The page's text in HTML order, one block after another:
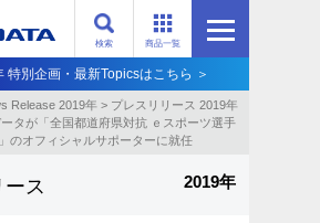
商品一覧
検索
特別企画・最新Topicsはこちら ＞
Release 2019年 > プレスリリース 2019年
タが「全国都道府県対抗 ｅスポーツ選手
のオフィシャルサポーターに就任
ス 2019年